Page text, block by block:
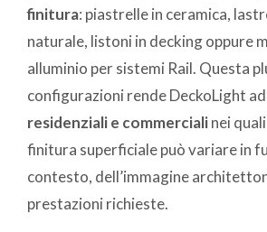
finitura: piastrelle in ceramica,
naturale, listoni in decking oppure
alluminio per sistemi Rail. Questa
configurazioni rende DeckoLight
residenziali e commercialinei
finitura superficiale può variare in
contesto, dell’immagine
prestazioni richieste.